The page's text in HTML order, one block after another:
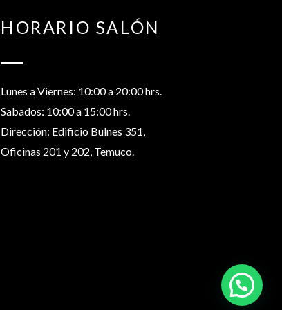
HORARIO SALÓN
Lunes a Viernes: 10:00 a 20:00 hrs.
Sabados: 10:00 a 15:00 hrs.
Dirección: Edificio Bulnes 351,
Oficinas 201 y 202, Temuco.